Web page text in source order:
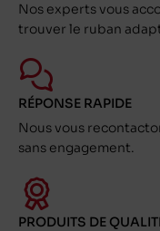
Nos experts vous
trouver le ruban
RÉPONSE RAPIDE
Nous vous
sans engagement.
PRODUITS DE